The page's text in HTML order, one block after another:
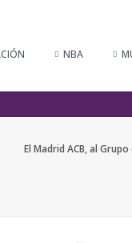
NBA
El Madrid ACB, al